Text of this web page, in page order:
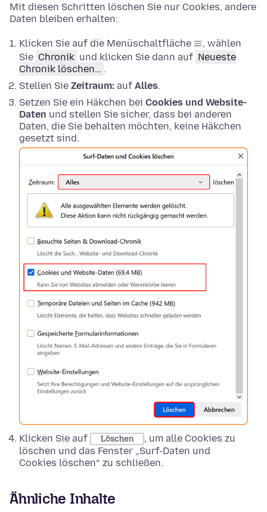
Mit diesen Schritten löschen Sie nur Cookies, andere
Daten bleiben erhalten:
Klicken Sie auf die Menüschaltfläche
, wählen
Sie Chronik und klicken Sie dann auf Neueste
Chronik löschen… .
Stellen Sie Zeitraum: auf Alles.
Setzen Sie ein Häkchen bei Cookies und Website-
Daten und stellen Sie sicher, dass bei anderen
Daten, die Sie behalten möchten, keine Häkchen
gesetzt sind.
Klicken Sie auf Löschen
, um alle Cookies zu
löschen und das Fenster „Surf-Daten und
Cookies löschen“ zu schließen.
Ähnliche Inhalte